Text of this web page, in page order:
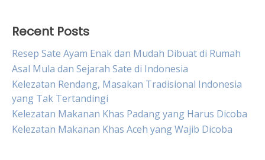
Recent Posts
Resep Sate Ayam Enak dan Mudah Dibuat di Rumah
Asal Mula dan Sejarah Sate di Indonesia
Kelezatan Rendang, Masakan Tradisional Indonesia
yang Tak Tertandingi
Kelezatan Makanan Khas Padang yang Harus Dicoba
Kelezatan Makanan Khas Aceh yang Wajib Dicoba